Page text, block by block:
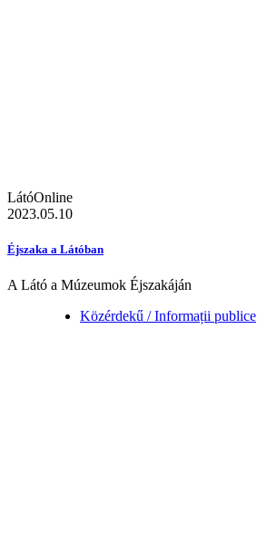
LátóOnline
2023.05.10
Éjszaka a Látóban
A Látó a Múzeumok Éjszakáján
Közérdekű / Informații publice